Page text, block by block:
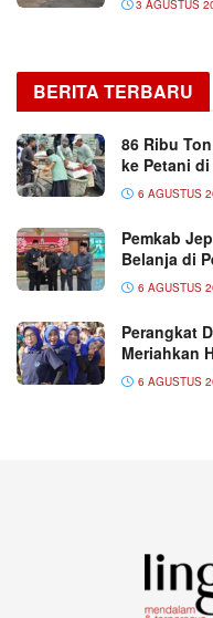
3 AGUSTUS
BERITA TERBARU
86 Ribu
ke Petani
6 AGUSTUS
Pemkab
Belanja di
6 AGUSTUS
Perangkat
Meriahkan
6 AGUSTUS